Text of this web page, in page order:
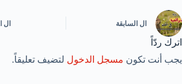
ال السابقة ال
اترك ردّاً
يجب أنت تكون مسجل الدخول لتضيف تعليقاً.